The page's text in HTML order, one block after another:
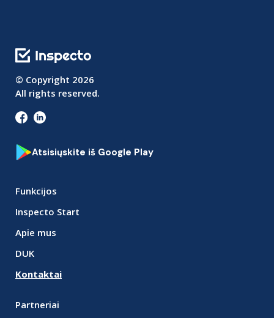
© Copyright 2026
All rights reserved.
Atsisiųskite iš Google Play
Funkcijos
Inspecto Start
Apie mus
DUK
Kontaktai
Partneriai